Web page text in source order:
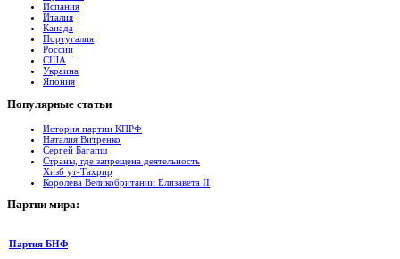
Испания
Италия
Канада
Португалия
России
США
Украина
Япония
Популярные cтатьи
История партии КПРФ
Наталия Витренко
Сергей Багапш
Страны, где запрещена деятельность
Хизб ут-Тахрир
Королева Великобритании Елизавета II
Партии мира:
Партия БНФ